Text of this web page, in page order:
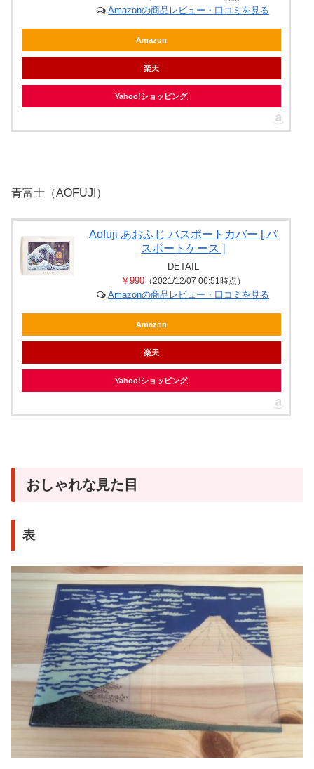
Amazonの商品レビュー・口コミを見る
Amazon
楽天
Yahoo!ショッピング
青富士（AOFUJI）
Aofuji あおふじ パスポートカバー [ パ
スポートケース ]
DETAIL
￥990 （2021/12/07 06:51時点）
Amazonの商品レビュー・口コミを見る
Amazon
楽天
Yahoo!ショッピング
おしゃれな見た目
表